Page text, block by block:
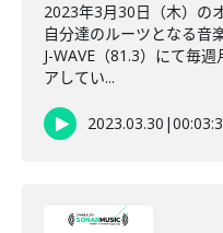
2023年3月30日（木）の
自分達のルーツとなる音
J-WAVE（81.3）にて毎
アしてい...
2023.03.30 |